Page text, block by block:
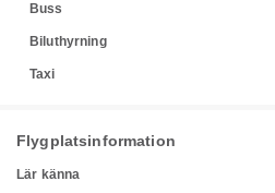
Buss
Biluthyrning
Taxi
Flygplatsinformation
Lär känna